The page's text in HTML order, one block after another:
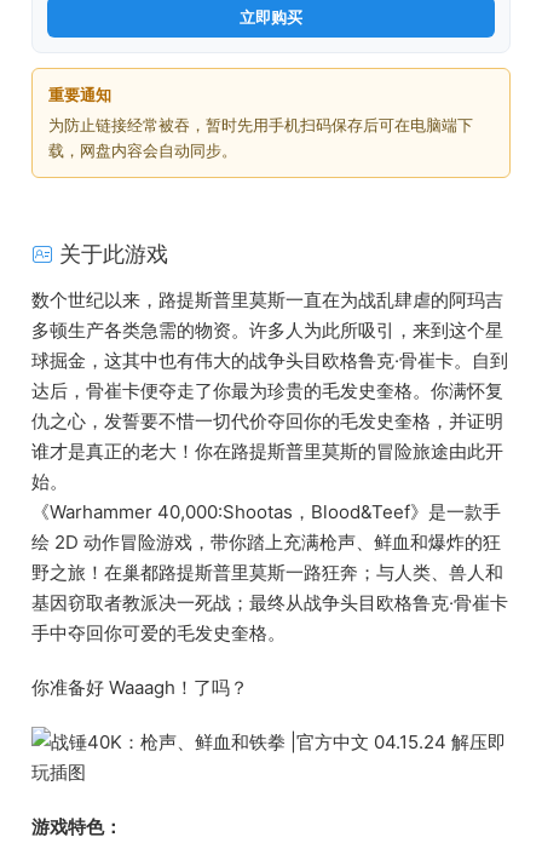
立即购买
重要通知
为防止链接经常被吞，暂时先用手机扫码保存后可在电脑端下
载，网盘内容会自动同步。
关于此游戏
数个世纪以来，路提斯普里莫斯一直在为战乱肆虐的阿玛吉
多顿生产各类急需的物资。许多人为此所吸引，来到这个星
球掘金，这其中也有伟大的战争头目欧格鲁克·骨崔卡。自到
达后，骨崔卡便夺走了你最为珍贵的毛发史奎格。你满怀复
仇之心，发誓要不惜一切代价夺回你的毛发史奎格，并证明
谁才是真正的老大！你在路提斯普里莫斯的冒险旅途由此开
始。
《Warhammer 40,000:Shootas，Blood&Teef》是一款手
绘 2D 动作冒险游戏，带你踏上充满枪声、鲜血和爆炸的狂
野之旅！在巢都路提斯普里莫斯一路狂奔；与人类、兽人和
基因窃取者教派决一死战；最终从战争头目欧格鲁克·骨崔卡
手中夺回你可爱的毛发史奎格。
你准备好 Waaagh！了吗？
游戏特色：